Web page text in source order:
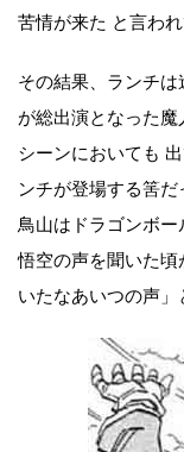
苦情が来た と言われ
その結果、ランチ
が総出演となった
シーンにおいても
ンチが登場する筈
鳥山はドラゴンボ
悟空の声を聞いた
いたなあいつの声」